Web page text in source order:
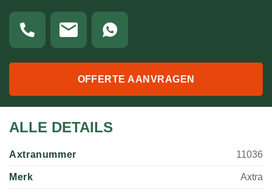
OFFERTE AANVRAGEN
ALLE DETAILS
Axtranummer 11036
Merk Axtra